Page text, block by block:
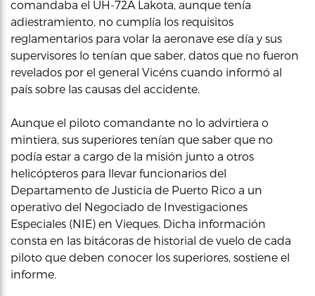
comandaba el UH-72A Lakota, aunque tenía
adiestramiento, no cumplía los requisitos
reglamentarios para volar la aeronave ese día y sus
supervisores lo tenían que saber, datos que no fueron
revelados por el general Vicéns cuando informó al
país sobre las causas del accidente.
Aunque el piloto comandante no lo advirtiera o
mintiera, sus superiores tenían que saber que no
podía estar a cargo de la misión junto a otros
helicópteros para llevar funcionarios del
Departamento de Justicia de Puerto Rico a un
operativo del Negociado de Investigaciones
Especiales (NIE) en Vieques. Dicha información
consta en las bitácoras de historial de vuelo de cada
piloto que deben conocer los superiores, sostiene el
informe.